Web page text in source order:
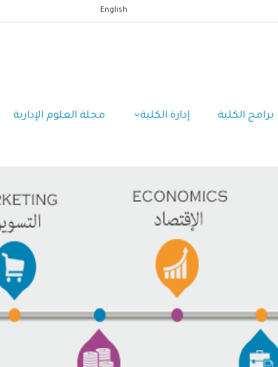
English
برامج الكلية إدارة الكلية مجلة العلوم الإدارية